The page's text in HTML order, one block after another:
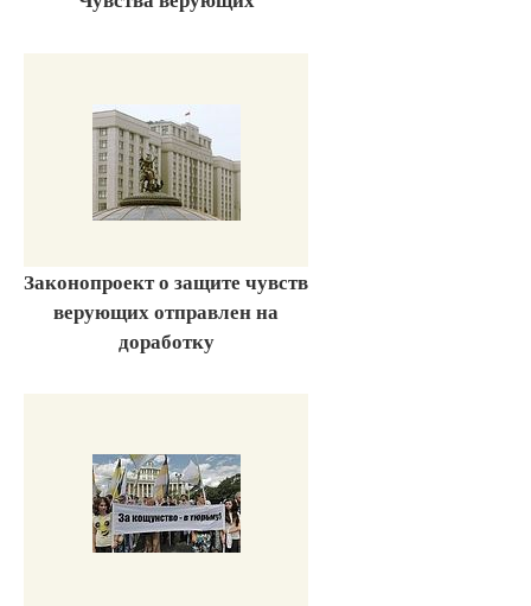
Законопроект о защите чувств
верующих отправлен на
доработку